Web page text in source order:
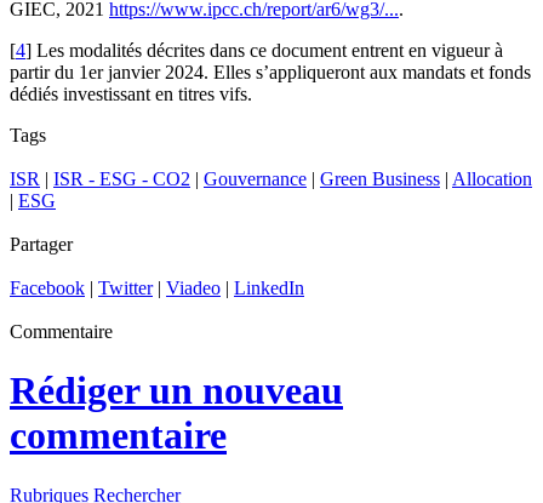
GIEC, 2021 https://www.ipcc.ch/report/ar6/wg3/....
[4] Les modalités décrites dans ce document entrent en vigueur à
partir du 1er janvier 2024. Elles s’appliqueront aux mandats et fonds
dédiés investissant en titres vifs.
Tags
ISR | ISR - ESG - CO2 | Gouvernance | Green Business | Allocation
| ESG
Partager
Facebook | Twitter| Viadeo | LinkedIn
Commentaire
Rédiger un nouveau
commentaire
Rubriques Rechercher